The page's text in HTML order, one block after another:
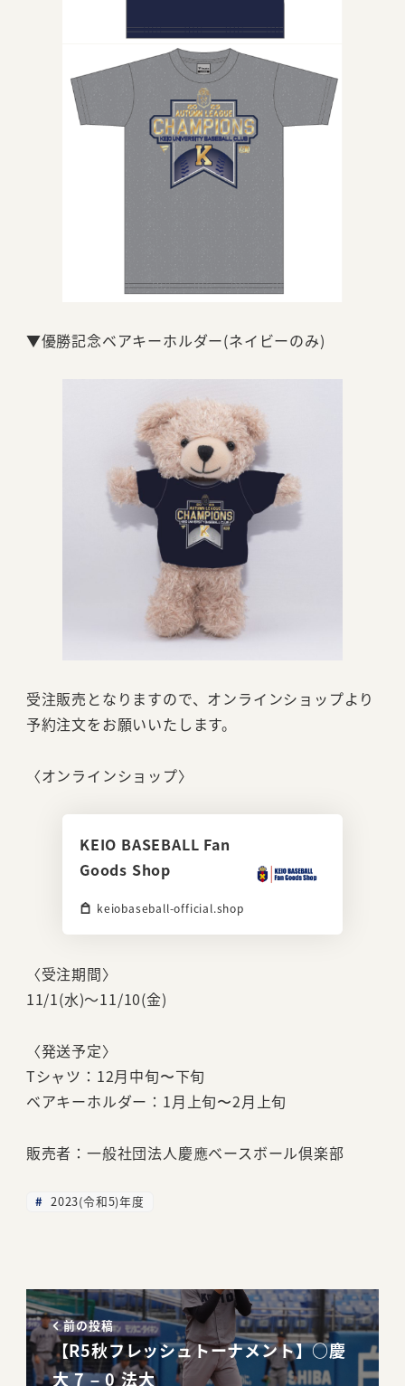
▼優勝記念ベアキーホルダー(ネイビーのみ)
受注販売となりますので、オンラインショップより
予約注文をお願いいたします。
〈オンラインショップ〉
KEIO BASEBALL Fan
Goods Shop
keiobaseball-official.shop
〈受注期間〉
11/1(水)～11/10(金)
〈発送予定〉
Tシャツ：12月中旬〜下旬
ベアキーホルダー：1月上旬〜2月上旬
販売者：一般社団法人慶應ベースボール倶楽部
2023(令和5)年度
前の投稿
【R5秋フレッシュトーナメント】○慶
大 7 – 0 法大